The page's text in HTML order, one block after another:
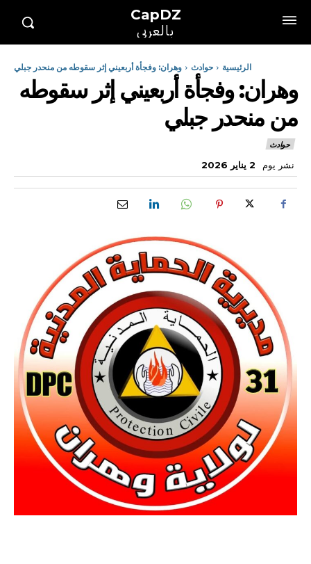
CapDZ
بالعربي
الرئيسية حوادث وهران: وفجأة أربعيني إثر سقوطه من منحدر جبلي
وهران: وفجأة أربعيني إثر سقوطه
من منحدر جبلي
حوادث
نشر يوم 2 يناير 2026